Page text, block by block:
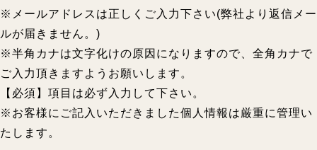
※メールアドレスは正しくご入力下さい(弊社より返信メー
ルが届きません。)
※半角カナは文字化けの原因になりますので、全角カナで
ご入力頂きますようお願いします。
【必須】項目は必ず入力して下さい。
※お客様にご記入いただきました個人情報は厳重に管理い
たします。